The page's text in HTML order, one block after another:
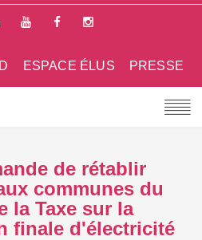
PRESSE
ESPACE ÉLUS
de rétablir
communes du
la Taxe sur la
finale d'électricité